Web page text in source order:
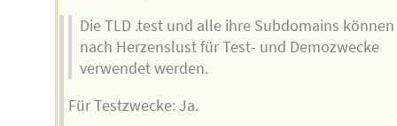
Die TLD .test und alle ihre Subdomains können
nach Herzenslust für Test- und Demozwecke
verwendet werden.
Für Testzwecke: Ja.